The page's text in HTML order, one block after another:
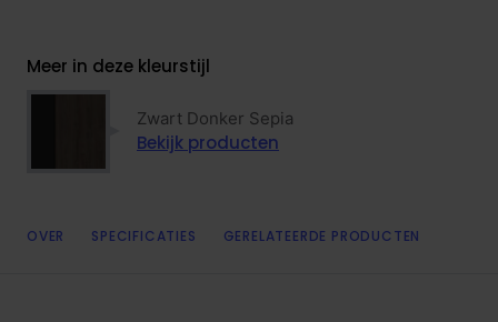
Meer in deze kleurstijl
Zwart Donker Sepia
Bekijk producten
OVER SPECIFICATIES GERELATEERDE PRODUCTEN